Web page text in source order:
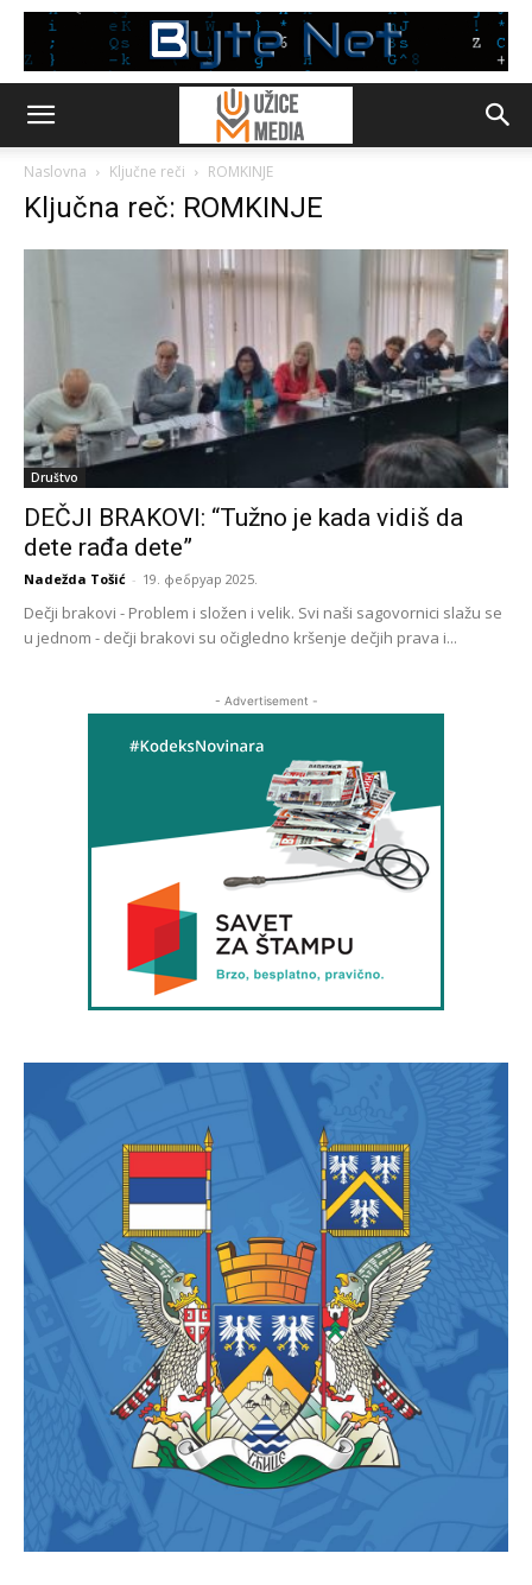
Naslovna Ključne reči ROMKINJE
Ključna reč: ROMKINJE
Društvo
DEČJI BRAKOVI: “Tužno je kada vidiš da
dete rađa dete”
Nadežda Tošić - 19. фебруар 2025.
Dečji brakovi - Problem i složen i velik. Svi naši sagovornici slažu se
u jednom - dečji brakovi su očigledno kršenje dečjih prava i...
- Advertisement -